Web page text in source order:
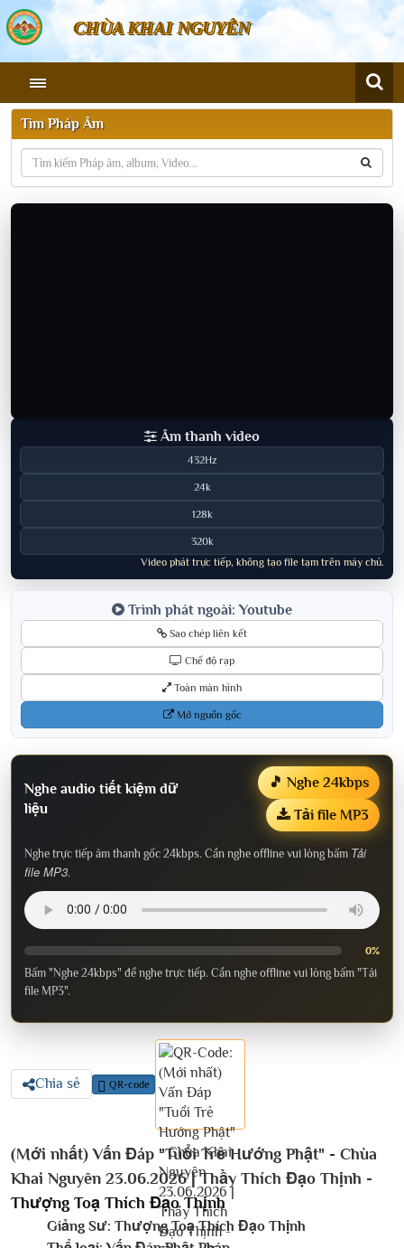
CHÙA KHAI NGUYÊN
Tìm Pháp Âm
Âm thanh video
432Hz
24k
128k
320k
Video phát trực tiếp, không tạo file tạm trên máy chủ.
Trình phát ngoài: Youtube
Sao chép liên kết
Chế độ rạp
Toàn màn hình
Mở nguồn gốc
Nghe audio tiết kiệm dữ
liệu
🎵 Nghe 24kbps
Tải file MP3
Nghe trực tiếp âm thanh gốc 24kbps. Cần nghe offline vui lòng bấm Tải
file MP3.
0%
Bấm "Nghe 24kbps" để nghe trực tiếp. Cần nghe offline vui lòng bấm "Tải
file MP3".
Chia sẻ QR-code
(Mới nhất) Vấn Đáp "Tuổi Trẻ Hướng Phật" - Chùa
Khai Nguyên 23.06.2026 | Thầy Thích Đạo Thịnh -
Thượng Toạ Thích Đạo Thịnh
Giảng Sư: Thượng Toạ Thích Đạo Thịnh